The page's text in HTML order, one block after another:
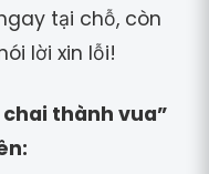
tại chỗ, còn
lời xin lỗi!
thành vua”